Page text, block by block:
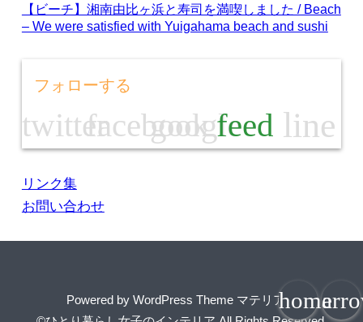
【ビーチ】湘南由比ヶ浜と寿司を満喫しました / Beach
– We were satisfied with Yuigahama beach and sushi
フォローする
twitterfacebook
googlefeed line
リンク集
お問い合わせ
Powered by WordPress Theme マテリアルhome